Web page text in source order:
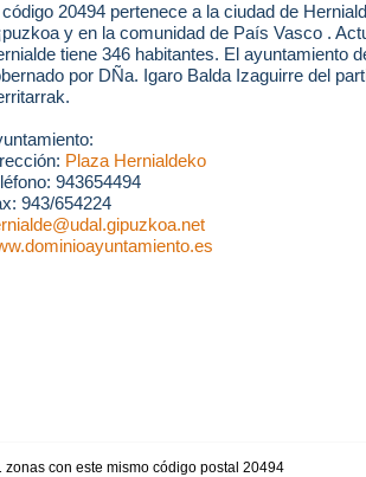
código 20494 pertenece a la ciudad de
y en la comunidad de País Vasco .
tiene 346 habitantes. El ayuntamiento
por DÑa. Igaro Balda Izaguirre del
Plaza Hernialdeko
943654494
943/654224
zonas con este mismo código postal 20494